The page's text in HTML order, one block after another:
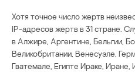
Хотя точное число жертв
IP-адресов жертв в 31 стране.
в Алжире, Аргентине, Бельгии,
Великобритании, Венесуэле,
Гватемале, Египте Ираке, Иране,